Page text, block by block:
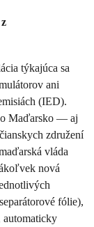
týkajúca sa
ani
(IED).
Maďarsko — aj
združení
vláda
nová
fólie),
automaticky